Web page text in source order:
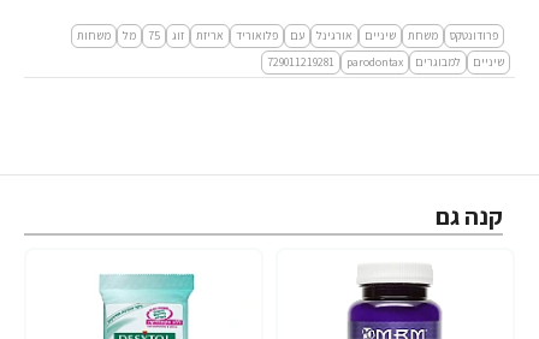
פרודונטקס משחת שיניים אורגינל עם פלואוריד אריזת זוג 75 מל
משחות
שיניים
למבוגרים parodontax
729011219281
קנה גם